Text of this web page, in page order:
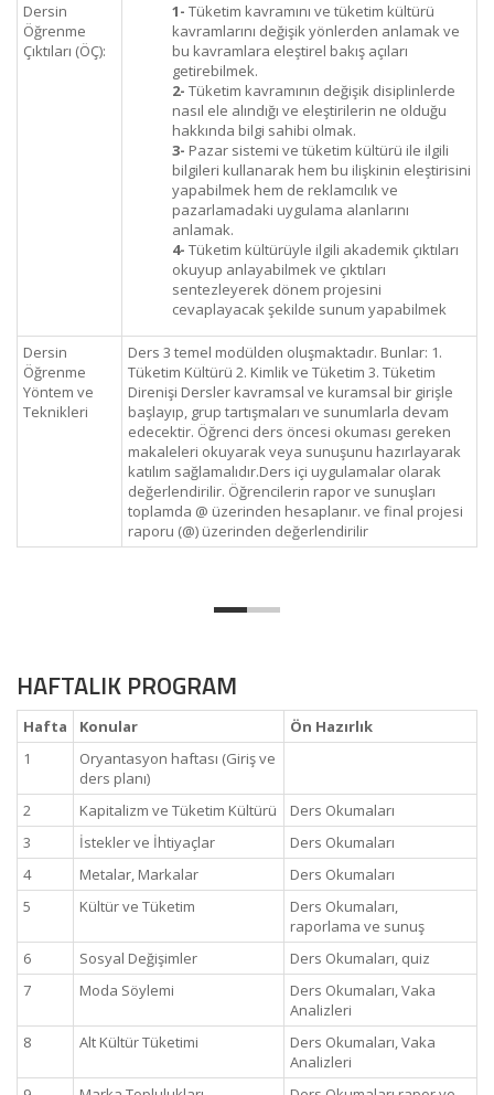
Dersin
Öğrenme
Çıktıları (ÖÇ):
1- Tüketim kavramını ve tüketim kültürü
kavramlarını değişik yönlerden anlamak ve
bu kavramlara eleştirel bakış açıları
getirebilmek.
2- Tüketim kavramının değişik disiplinlerde
nasıl ele alındığı ve eleştirilerin ne olduğu
hakkında bilgi sahibi olmak.
3- Pazar sistemi ve tüketim kültürü ile ilgili
bilgileri kullanarak hem bu ilişkinin eleştirisini
yapabilmek hem de reklamcılık ve
pazarlamadaki uygulama alanlarını
anlamak.
4- Tüketim kültürüyle ilgili akademik çıktıları
okuyup anlayabilmek ve çıktıları
sentezleyerek dönem projesini
cevaplayacak şekilde sunum yapabilmek
Dersin
Öğrenme
Yöntem ve
Teknikleri
Ders 3 temel modülden oluşmaktadır. Bunlar: 1.
Tüketim Kültürü 2. Kimlik ve Tüketim 3. Tüketim
Direnişi Dersler kavramsal ve kuramsal bir girişle
başlayıp, grup tartışmaları ve sunumlarla devam
edecektir. Öğrenci ders öncesi okuması gereken
makaleleri okuyarak veya sunuşunu hazırlayarak
katılım sağlamalıdır.Ders içi uygulamalar olarak
değerlendirilir. Öğrencilerin rapor ve sunuşları
toplamda @ üzerinden hesaplanır. ve final projesi
raporu (@) üzerinden değerlendirilir
HAFTALIK PROGRAM
Hafta Konular
Ön Hazırlık
1
Oryantasyon haftası (Giriş ve
ders planı)
2
Kapitalizm ve Tüketim Kültürü
Ders Okumaları
3
İstekler ve İhtiyaçlar
Ders Okumaları
4
Metalar, Markalar
Ders Okumaları
5
Kültür ve Tüketim
Ders Okumaları,
raporlama ve sunuş
6
Sosyal Değişimler
Ders Okumaları, quiz
7
Moda Söylemi
Ders Okumaları, Vaka
Analizleri
8
Alt Kültür Tüketimi
Ders Okumaları, Vaka
Analizleri